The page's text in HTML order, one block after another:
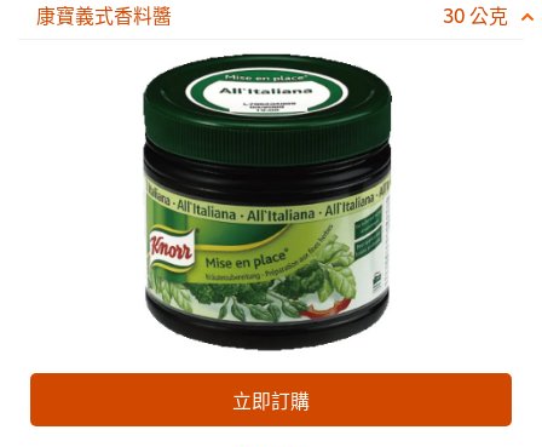
康寶義式香料醬 30 公克
立即訂購